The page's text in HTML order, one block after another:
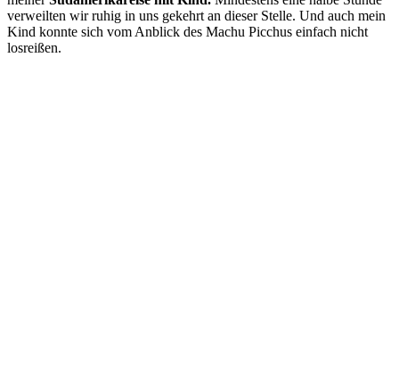
verweilten wir ruhig in uns gekehrt an dieser Stelle. Und auch mein
Kind konnte sich vom Anblick des Machu Picchus einfach nicht
losreißen.